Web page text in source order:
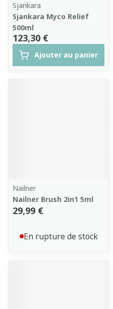
Sjankara
Sjankara Myco Relief
500ml
123,30 €
Ajouter au panier
Nailner
Nailner Brush 2in1 5ml
29,99 €
En rupture de stock